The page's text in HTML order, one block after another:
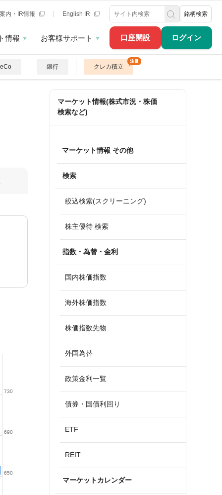
口座開設 ログイン
内・IR情報 English IR 銘柄検索
情報 お客様サポート
銀行 クレカ積立
650
690
730
マーケット情報(株式市況・株価
検索など)
マーケット情報 その他
検索
絞込検索(スクリーニング)
株主優待 検索
指数・為替・金利
国内株価指数
海外株価指数
株価指数先物
外国為替
政策金利一覧
債券・国債利回り
ETF
REIT
マーケットカレンダー